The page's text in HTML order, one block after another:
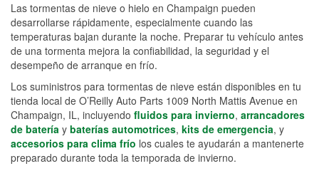
Las tormentas de nieve o hielo en Champaign pueden
desarrollarse rápidamente, especialmente cuando las
temperaturas bajan durante la noche. Preparar tu vehículo antes
de una tormenta mejora la confiabilidad, la seguridad y el
desempeño de arranque en frío.
Los suministros para tormentas de nieve están disponibles en tu
tienda local de O’Reilly Auto Parts 1009 North Mattis Avenue en
Champaign, IL, incluyendo fluidos para invierno, arrancadores
de batería y baterías automotrices, kits de emergencia, y
accesorios para clima frío los cuales te ayudarán a mantenerte
preparado durante toda la temporada de invierno.